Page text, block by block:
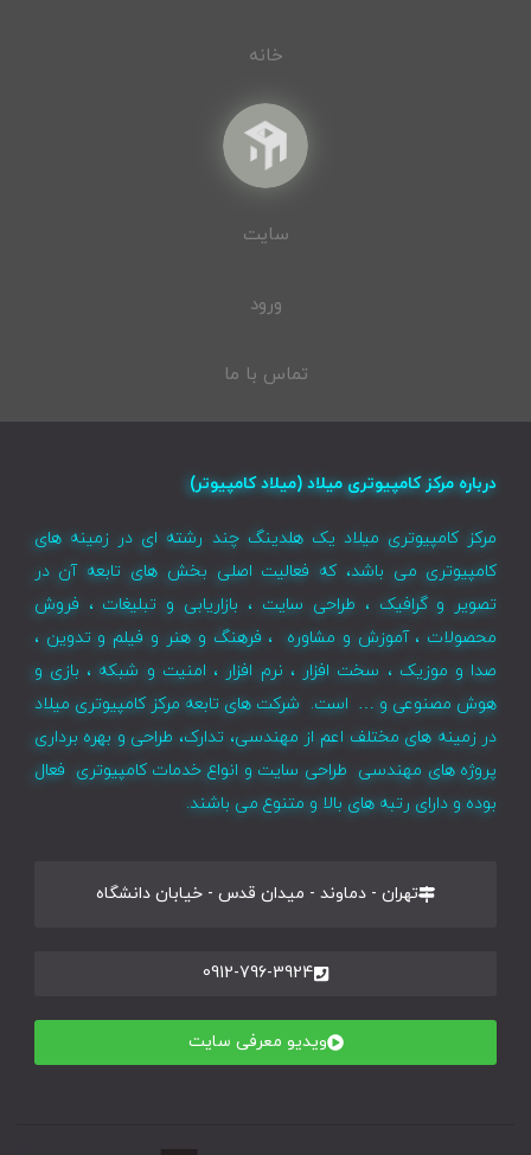
خانه
سایت
ورود
تماس با ما
درباره مرکز کامپیوتری میلاد (میلاد کامپیوتر)
مرکز کامپیوتری میلاد یک هلدینگ چند رشته ای در زمینه های
کامپیوتری می باشد، که فعالیت اصلی بخش های تابعه آن در
تصویر و گرافیک ، طراحی سایت ، بازاریابی و تبلیغات ، فروش
محصولات ، آموزش و مشاوره ، فرهنگ و هنر و فیلم و تدوین ،
صدا و موزیک ، سخت افزار ، نرم افزار ، امنیت و شبکه ، بازی و
هوش مصنوعی و … است. شرکت های تابعه مرکز کامپیوتری میلاد
در زمینه های مختلف اعم از مهندسی، تدارک، طراحی و بهره برداری
پروژه های مهندسی طراحی سایت و انواع خدمات کامپیوتری فعال
بوده و دارای رتبه های بالا و متنوع می باشند.
تهران - دماوند - میدان قدس - خیابان دانشگاه
0912-796-3924
ویدیو معرفی سایت